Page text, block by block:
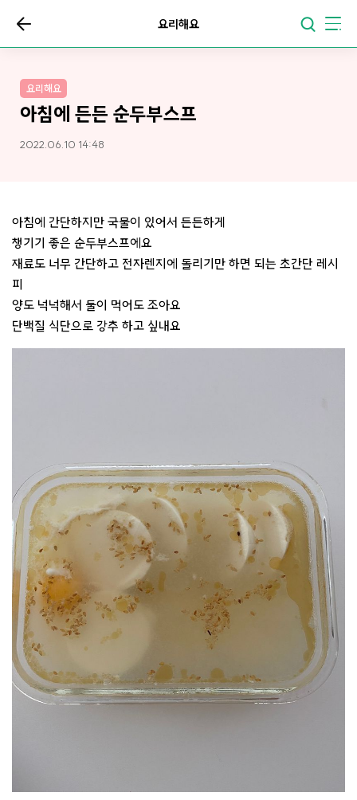
요리해요
요리해요
아침에 든든 순두부스프
2022.06.10 14:48
아침에 간단하지만 국물이 있어서 든든하게
챙기기 좋은 순두부스프에요
재료도 너무 간단하고 전자렌지에 돌리기만 하면 되는 초간단 레시
피
양도 넉넉해서 둘이 먹어도 조아요
단백질 식단으로 강추 하고 싶내요